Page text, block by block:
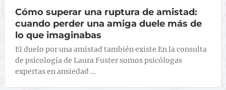
Cómo superar una ruptura de amistad:
cuando perder una amiga duele más de
lo que imaginabas
El duelo por una amistad también existe En la consulta
de psicología de Laura Fuster somos psicólogas
expertas en ansiedad …